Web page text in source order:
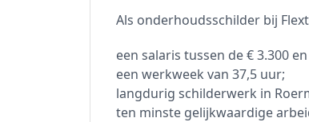
Als onderhoudsschilder bij
een salaris tussen de € 3.300
een werkweek van 37,5 uur;
langdurig schilderwerk in
ten minste gelijkwaardige